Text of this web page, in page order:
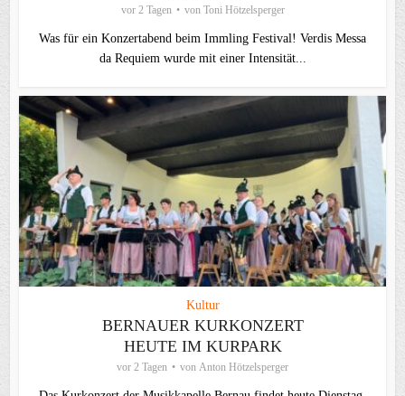
vor 2 Tagen von Toni Hötzelsperger
Was für ein Konzertabend beim Immling Festival! Verdis Messa
da Requiem wurde mit einer Intensität...
Kultur
BERNAUER KURKONZERT
HEUTE IM KURPARK
vor 2 Tagen von Anton Hötzelsperger